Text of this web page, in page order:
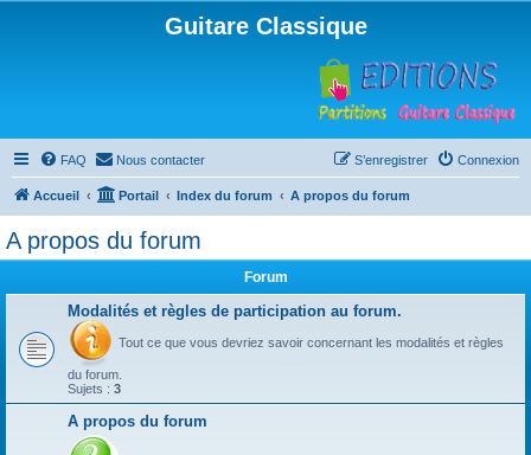
Guitare Classique
FAQ Nous contacter Connexion
S’enregistrer
Accueil Portail Index du forum A propos du forum
A propos du forum
Forum
Modalités et règles de participation au forum.
Tout ce que vous devriez savoir concernant les modalités et règles
du forum.
Sujets : 3
A propos du forum